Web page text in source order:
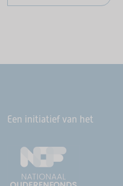
Een initiatief van het